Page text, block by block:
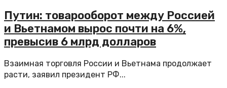
Путин: товарооборот между Россией
и Вьетнамом вырос почти на 6%,
превысив 6 млрд долларов
Взаимная торговля России и Вьетнама продолжает
расти, заявил президент РФ...